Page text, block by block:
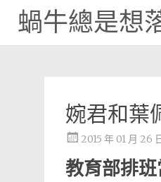
蝸牛總是想
婉君和葉
2015 年 01 月 26
教育部排班